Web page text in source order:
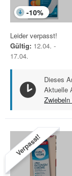
-10%
Leider verpasst!
Gültig: 12.04. -
17.04.
Dieses
Aktuelle
Verpasst!